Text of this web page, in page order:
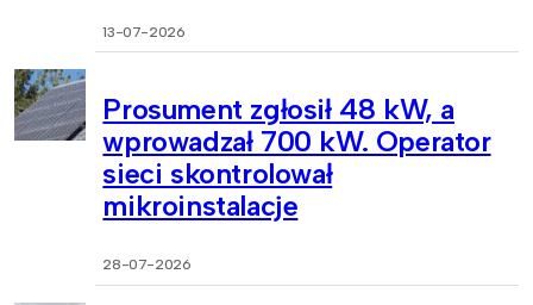
13-07-2026
Prosument zgłosił 48 kW, a
wprowadzał 700 kW. Operator
sieci skontrolował
mikroinstalacje
28-07-2026